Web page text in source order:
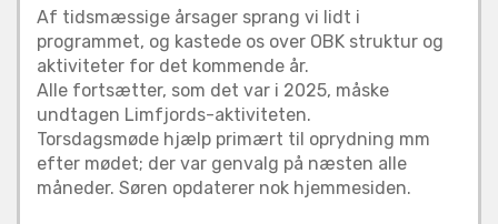
Af tidsmæssige årsager sprang vi lidt i
programmet, og kastede os over OBK struktur og
aktiviteter for det kommende år.
Alle fortsætter, som det var i 2025, måske
undtagen Limfjords-aktiviteten.
Torsdagsmøde hjælp primært til oprydning mm
efter mødet; der var genvalg på næsten alle
måneder. Søren opdaterer nok hjemmesiden.